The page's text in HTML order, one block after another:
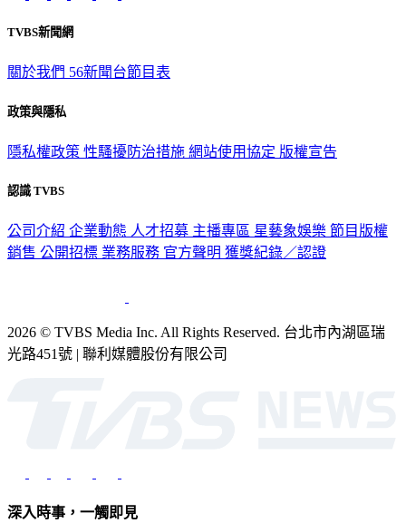
TVBS新聞網
關於我們 56新聞台節目表
政策與隱私
隱私權政策 性騷擾防治措施 網站使用協定 版權宣告
認識 TVBS
公司介紹 企業動態 人才招募 主播專區 星藝象娛樂 節目版權
銷售 公開招標 業務服務 官方聲明 獲獎紀錄／認證
2026 © TVBS Media Inc. All Rights Reserved. 台北市內湖區瑞
光路451號 | 聯利媒體股份有限公司
深入時事，一觸即見